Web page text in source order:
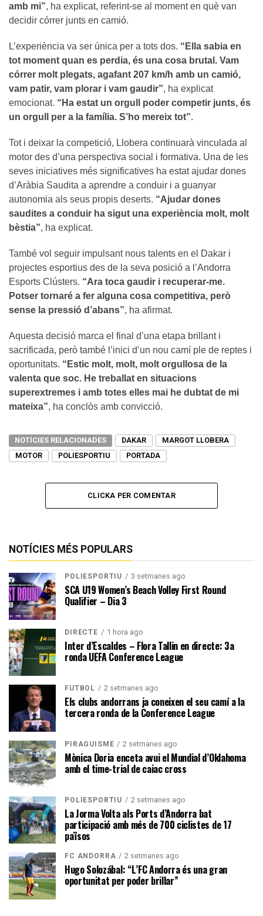
amb mi”, ha explicat, referint-se al moment en què van
decidir córrer junts en camió.
L’experiència va ser única per a tots dos. “Ella sabia en
tot moment quan es perdia, és una cosa brutal. Vam
córrer molt plegats, agafant 207 km/h amb un camió,
vam patir, vam plorar i vam gaudir”, ha explicat
emocionat. “Ha estat un orgull poder competir junts, és
un orgull per a la família. S’ho mereix tot”.
Tot i deixar la competició, Llobera continuarà vinculada al
motor des d’una perspectiva social i formativa. Una de les
seves iniciatives més significatives ha estat ajudar dones
d’Aràbia Saudita a aprendre a conduir i a guanyar
autonomia als seus propis deserts. “Ajudar dones
saudites a conduir ha sigut una experiència molt, molt
bèstia”, ha explicat.
També vol seguir impulsant nous talents en el Dakar i
projectes esportius des de la seva posició a l’Andorra
Esports Clústers. “Ara toca gaudir i recuperar-me.
Potser tornaré a fer alguna cosa competitiva, però
sense la pressió d’abans”, ha afirmat.
Aquesta decisió marca el final d’una etapa brillant i
sacrificada, però també l’inici d’un nou camí ple de reptes i
oportunitats. “Estic molt, molt, molt orgullosa de la
valenta que soc. He treballat en situacions
superextremes i amb totes elles mai he dubtat de mi
mateixa”, ha conclòs amb convicció.
NOTÍCIES RELACIONADES DAKAR
MARGOT LLOBERA
MOTOR
POLIESPORTIU PORTADA
CLICKA PER COMENTAR
NOTÍCIES MÉS POPULARS
POLIESPORTIU 3 setmanes ago
SCA U19 Women’s Beach Volley First Round
Qualifier – Dia 3
DIRECTE 1 hora ago
Inter d’Escaldes – Flora Tallin en directe: 3a
ronda UEFA Conference League
FUTBOL 2 setmanes ago
Els clubs andorrans ja coneixen el seu camí a la
tercera ronda de la Conference League
PIRAGÜISME 2 setmanes ago
Mònica Doria enceta avui el Mundial d’Oklahoma
amb el time-trial de caiac cross
POLIESPORTIU 2 setmanes ago
La Jorma Volta als Ports d’Andorra bat
participació amb més de 700 ciclistes de 17
països
FC ANDORRA 2 setmanes ago
Hugo Solozábal: “L’FC Andorra és una gran
oportunitat per poder brillar”